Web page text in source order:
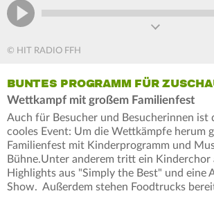
© HIT RADIO FFH
BUNTES PROGRAMM FÜR
Wettkampf mit großem Familienfest
Auch für Besucher und Besucherinnen ist
cooles Event: Um die Wettkämpfe herum
Familienfest mit Kinderprogramm und
Bühne.Unter anderem tritt ein Kinderchor
Highlights aus "Simply the Best" und eine
Show. Außerdem stehen Foodtrucks